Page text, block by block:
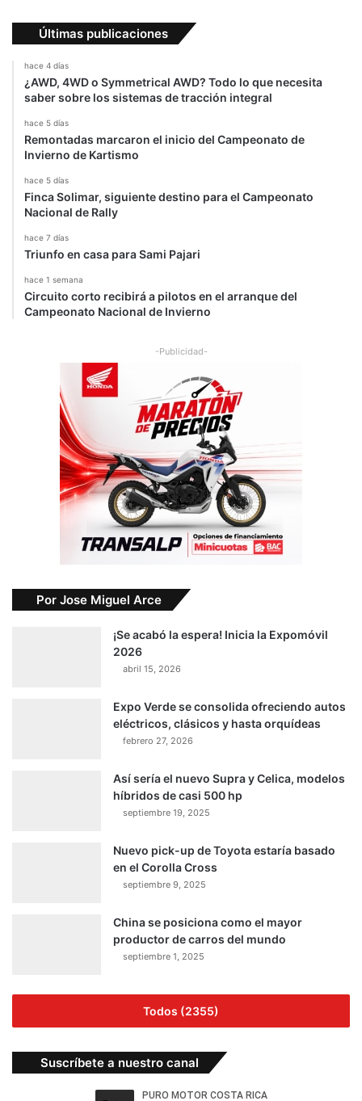
Últimas publicaciones
hace 4 días
¿AWD, 4WD o Symmetrical AWD? Todo lo que necesita
saber sobre los sistemas de tracción integral
hace 5 días
Remontadas marcaron el inicio del Campeonato de
Invierno de Kartismo
hace 5 días
Finca Solimar, siguiente destino para el Campeonato
Nacional de Rally
hace 7 días
Triunfo en casa para Sami Pajari
hace 1 semana
Circuito corto recibirá a pilotos en el arranque del
Campeonato Nacional de Invierno
-Publicidad-
Por Jose Miguel Arce
¡Se acabó la espera! Inicia la Expomóvil
2026
abril 15, 2026
Expo Verde se consolida ofreciendo autos
eléctricos, clásicos y hasta orquídeas
febrero 27, 2026
Así sería el nuevo Supra y Celica, modelos
híbridos de casi 500 hp
septiembre 19, 2025
Nuevo pick-up de Toyota estaría basado
en el Corolla Cross
septiembre 9, 2025
China se posiciona como el mayor
productor de carros del mundo
septiembre 1, 2025
Todos (2355)
Suscríbete a nuestro canal